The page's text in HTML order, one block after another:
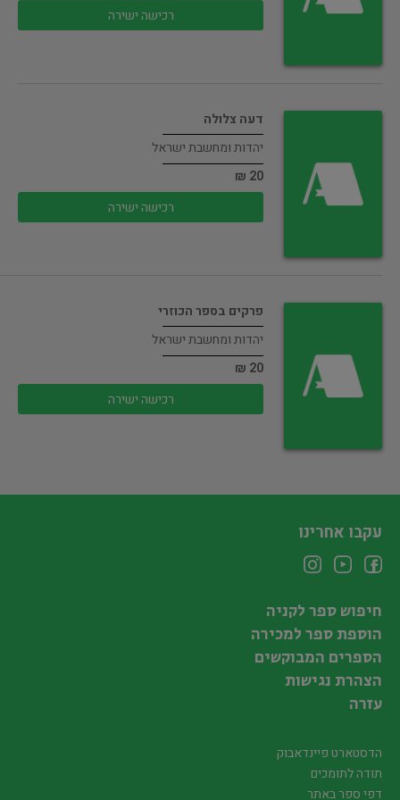
רכישה ישירה
דעה צלולה
יהדות ומחשבת ישראל
20 ₪
רכישה ישירה
פרקים בספר הכוזרי
יהדות ומחשבת ישראל
20 ₪
רכישה ישירה
עקבו אחרינו
חיפוש ספר לקניה
הוספת ספר למכירה
הספרים המבוקשים
הצהרת נגישות
עזרה
הדסטארט פיינדאבוק
תודה לתומכים
דפי ספר באתר